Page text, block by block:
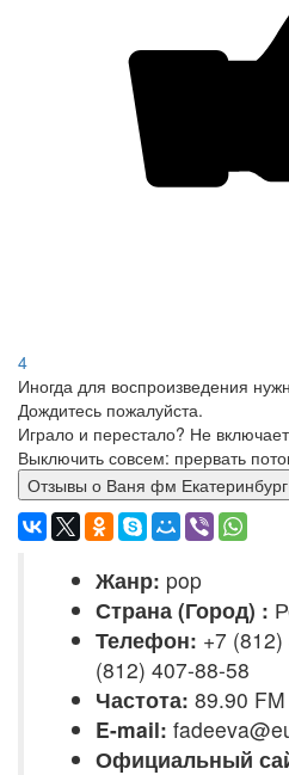
4
Иногда для воспроизведения
Дождитесь пожалуйста.
Играло и перестало? Не
Выключить совсем: прервать
Отзывы о Ваня фм
Жанр: pop
Страна (Город) :
Телефон: +7
(812) 407-88-58
Частота: 89.90 FM
E-mail:
Официальный